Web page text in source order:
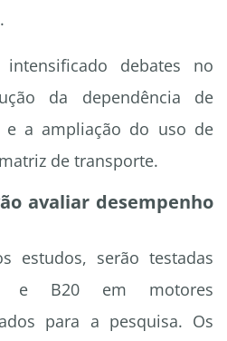
debates no
da dependência de
e a ampliação do uso de
de transporte.
avaliar desempenho
estudos, serão testadas
e B20 em motores
para a pesquisa. Os